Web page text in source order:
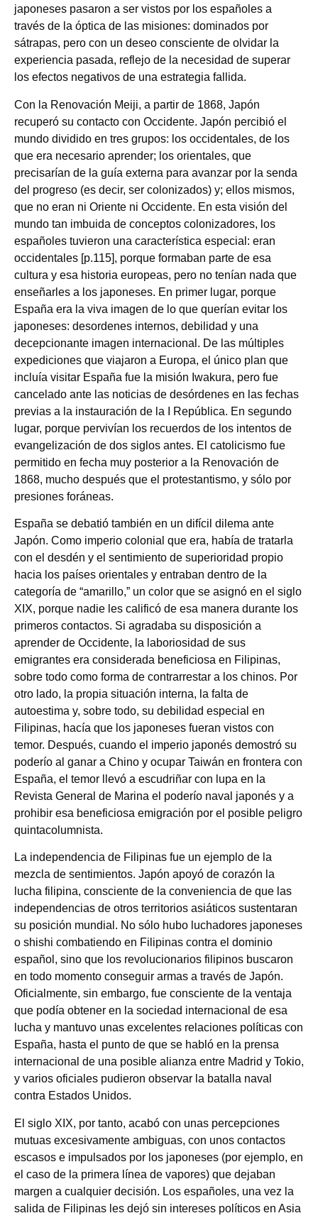
japoneses pasaron a ser vistos por los españoles a
través de la óptica de las misiones: dominados por
sátrapas, pero con un deseo consciente de olvidar la
experiencia pasada, reflejo de la necesidad de superar
los efectos negativos de una estrategia fallida.
Con la Renovación Meiji, a partir de 1868, Japón
recuperó su contacto con Occidente. Japón percibió el
mundo dividido en tres grupos: los occidentales, de los
que era necesario aprender; los orientales, que
precisarían de la guía externa para avanzar por la senda
del progreso (es decir, ser colonizados) y; ellos mismos,
que no eran ni Oriente ni Occidente. En esta visión del
mundo tan imbuida de conceptos colonizadores, los
españoles tuvieron una característica especial: eran
occidentales [p.115], porque formaban parte de esa
cultura y esa historia europeas, pero no tenían nada que
enseñarles a los japoneses. En primer lugar, porque
España era la viva imagen de lo que querían evitar los
japoneses: desordenes internos, debilidad y una
decepcionante imagen internacional. De las múltiples
expediciones que viajaron a Europa, el único plan que
incluía visitar España fue la misión Iwakura, pero fue
cancelado ante las noticias de desórdenes en las fechas
previas a la instauración de la I República. En segundo
lugar, porque pervivían los recuerdos de los intentos de
evangelización de dos siglos antes. El catolicismo fue
permitido en fecha muy posterior a la Renovación de
1868, mucho después que el protestantismo, y sólo por
presiones foráneas.
España se debatió también en un difícil dilema ante
Japón. Como imperio colonial que era, había de tratarla
con el desdén y el sentimiento de superioridad propio
hacia los países orientales y entraban dentro de la
categoría de “amarillo,” un color que se asignó en el siglo
XIX, porque nadie les calificó de esa manera durante los
primeros contactos. Si agradaba su disposición a
aprender de Occidente, la laboriosidad de sus
emigrantes era considerada beneficiosa en Filipinas,
sobre todo como forma de contrarrestar a los chinos. Por
otro lado, la propia situación interna, la falta de
autoestima y, sobre todo, su debilidad especial en
Filipinas, hacía que los japoneses fueran vistos con
temor. Después, cuando el imperio japonés demostró su
poderío al ganar a Chino y ocupar Taiwán en frontera con
España, el temor llevó a escudriñar con lupa en la
Revista General de Marina el poderío naval japonés y a
prohibir esa beneficiosa emigración por el posible peligro
quintacolumnista.
La independencia de Filipinas fue un ejemplo de la
mezcla de sentimientos. Japón apoyó de corazón la
lucha filipina, consciente de la conveniencia de que las
independencias de otros territorios asiáticos sustentaran
su posición mundial. No sólo hubo luchadores japoneses
o shishi combatiendo en Filipinas contra el dominio
español, sino que los revolucionarios filipinos buscaron
en todo momento conseguir armas a través de Japón.
Oficialmente, sin embargo, fue consciente de la ventaja
que podía obtener en la sociedad internacional de esa
lucha y mantuvo unas excelentes relaciones políticas con
España, hasta el punto de que se habló en la prensa
internacional de una posible alianza entre Madrid y Tokio,
y varios oficiales pudieron observar la batalla naval
contra Estados Unidos.
El siglo XIX, por tanto, acabó con unas percepciones
mutuas excesivamente ambiguas, con unos contactos
escasos e impulsados por los japoneses (por ejemplo, en
el caso de la primera línea de vapores) que dejaban
margen a cualquier decisión. Los españoles, una vez la
salida de Filipinas les dejó sin intereses políticos en Asia